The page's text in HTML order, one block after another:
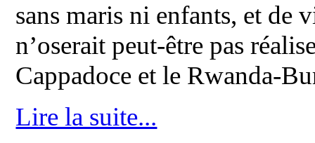
sans maris ni enfants, et de
n’oserait peut-être pas
Cappadoce et le Rwanda-
Lire la suite...